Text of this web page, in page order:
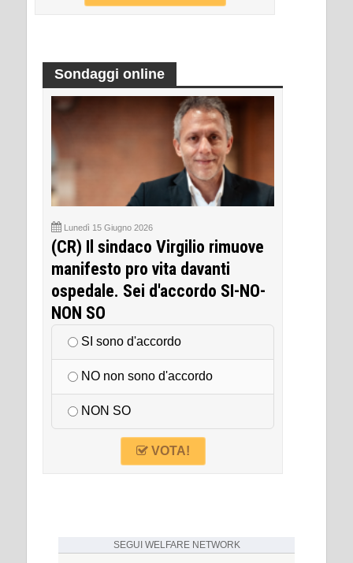
Sondaggi online
Lunedì 15 Giugno 2026
(CR) Il sindaco Virgilio rimuove
manifesto pro vita davanti
ospedale. Sei d'accordo SI-NO-
NON SO
SI sono d'accordo
NO non sono d'accordo
NON SO
VOTA!
SEGUI WELFARE NETWORK